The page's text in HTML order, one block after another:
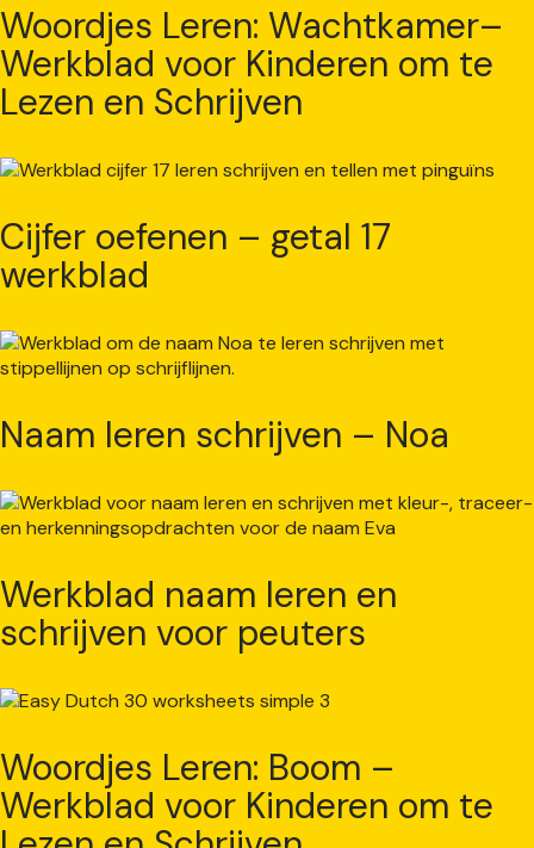
Woordjes Leren: Wachtkamer–
Werkblad voor Kinderen om te
Lezen en Schrijven
Cijfer oefenen – getal 17
werkblad
Naam leren schrijven – Noa
Werkblad naam leren en
schrijven voor peuters
Woordjes Leren: Boom –
Werkblad voor Kinderen om te